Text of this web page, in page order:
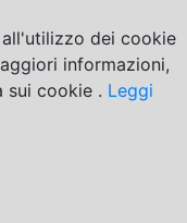
dei cookie
informazioni,
sui cookie . Leggi